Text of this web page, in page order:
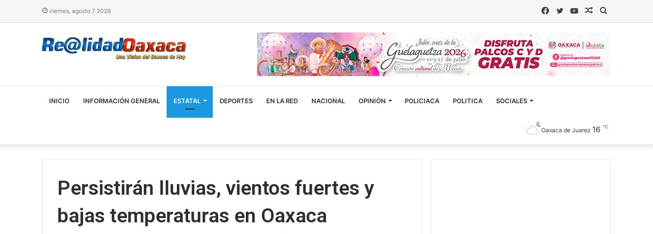
viernes, agosto 7 2026 Buscar
Artículo
YouTube
Twitter
Facebook
INICIO INFORMACIÓN GENERAL ESTATAL DEPORTES EN LA RED NACIONAL OPINIÓN POLICIACA POLITICA SOCIALES
Oaxaca de Juarez 16 ℃
Persistirán lluvias, vientos fuertes y
bajas temperaturas en Oaxaca